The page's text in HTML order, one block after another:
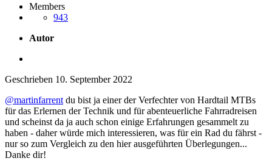
Members
943
Autor
Geschrieben 10. September 2022
@martinfarrent du bist ja einer der Verfechter von Hardtail MTBs
für das Erlernen der Technik und für abenteuerliche Fahrradreisen
und scheinst da ja auch schon einige Erfahrungen gesammelt zu
haben - daher würde mich interessieren, was für ein Rad du fährst -
nur so zum Vergleich zu den hier ausgeführten Überlegungen...
Danke dir!